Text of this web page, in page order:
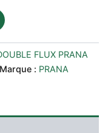
FLUX PRANA
Marque : PRANA